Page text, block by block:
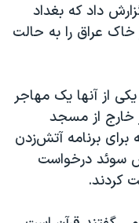
داد که بغداد
عراق را به حالت
از آنها یک مهاجر
خارج از مسجد
برنامه آتش‌زدن
سوئد درخواست
کردند.